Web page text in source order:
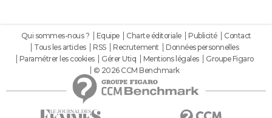
Qui sommes-nous ? Equipe Charte éditoriale Publicité
Contact
Tous les articles
RSS Recrutement
Données personnelles
Paramétrer les cookies
Gérer Utiq Mentions légales
Groupe Figaro
© 2026 CCM Benchmark